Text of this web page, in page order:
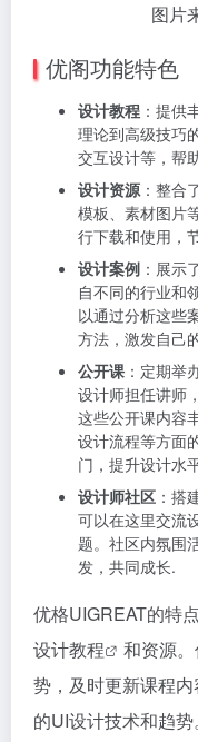
图片
优阁功能特色
设计教程 ：提供
理论到高级技巧
交互设计等，帮
设计资源：整合
模板、素材图片
行下载和使用，
设计案例 ：展示
自不同的行业和
以通过分析这些
方法，激发自己
公开课 ：定期举
设计师担任讲师
这些公开课内容
设计流程等方面
门，提升设计水
设计师社区 ：搭
可以在这里交流
题。社区内氛围
发，共同成长.
优格UIGREAT的特
设计教程
和资源
势，及时更新课程
的UI设计技术和趋